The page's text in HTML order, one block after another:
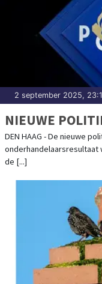
2 september 2025,
NIEUWE
DEN HAAG - De nieuwe
onderhandelaarsresultaat
de [...]